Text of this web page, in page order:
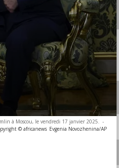
à Moscou, le vendredi 17 janvier 2025. -
© africanews Evgenia Novozhenina/AP